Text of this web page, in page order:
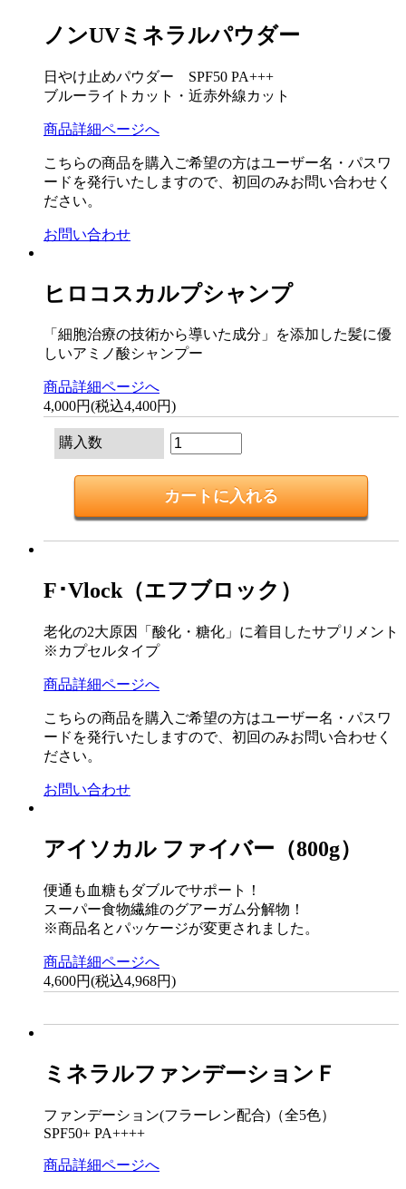
ノンUVミネラルパウダー
日やけ止めパウダー SPF50 PA+++
ブルーライトカット・近赤外線カット
商品詳細ページへ
こちらの商品を購入ご希望の方はユーザー名・パスワ
ードを発行いたしますので、初回のみお問い合わせく
ださい。
お問い合わせ
ヒロコスカルプシャンプ
「細胞治療の技術から導いた成分」を添加した髪に優
しいアミノ酸シャンプー
商品詳細ページへ
4,000円(税込4,400円)
購入数
F･Vlock（エフブロック）
老化の2大原因「酸化・糖化」に着目したサプリメント
※カプセルタイプ
商品詳細ページへ
こちらの商品を購入ご希望の方はユーザー名・パスワ
ードを発行いたしますので、初回のみお問い合わせく
ださい。
お問い合わせ
アイソカル ファイバー（800g）
便通も血糖もダブルでサポート！
スーパー食物繊維のグアーガム分解物！
※商品名とパッケージが変更されました。
商品詳細ページへ
4,600円(税込4,968円)
ミネラルファンデーションＦ
ファンデーション(フラーレン配合)（全5色）
SPF50+ PA++++
商品詳細ページへ